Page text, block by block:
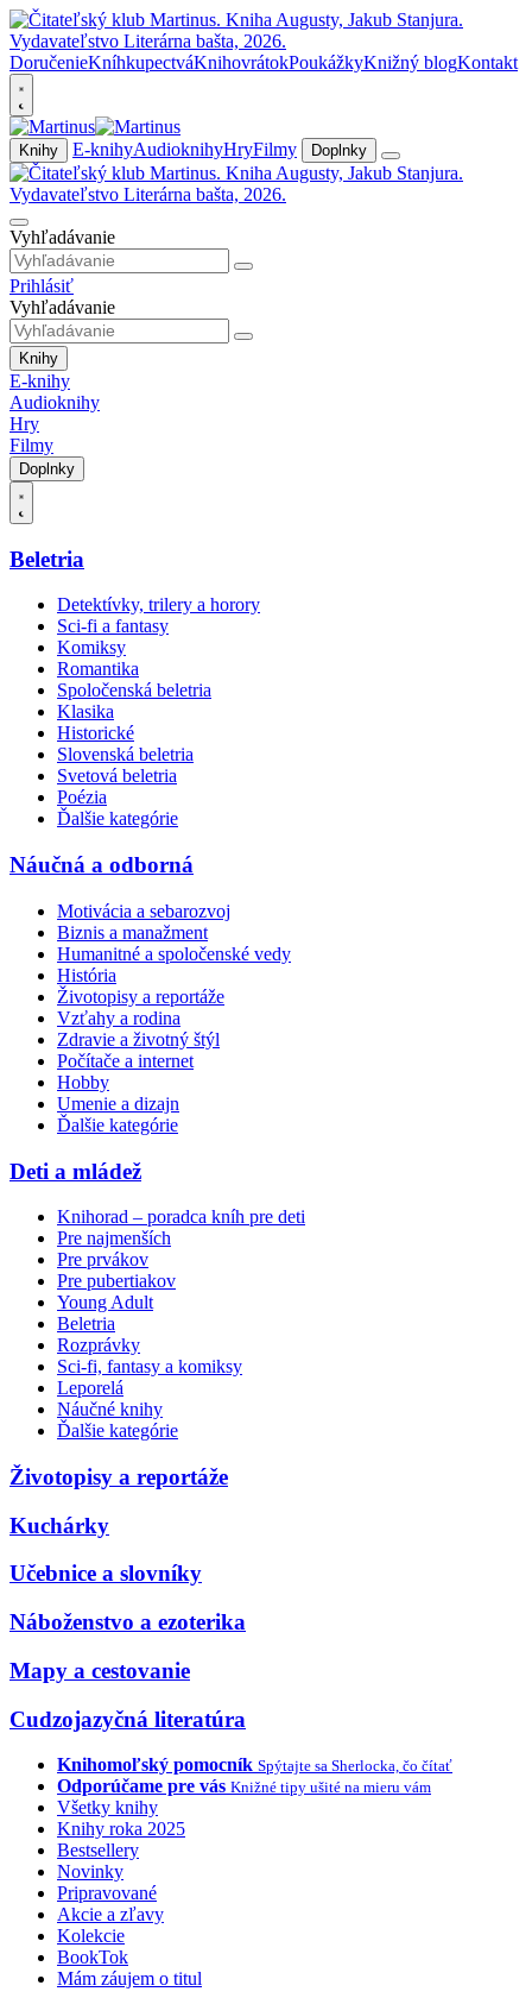
DoručenieKníhkupectváKnihovrátokPoukážkyKnižný blogKontakt
Knihy E-knihyAudioknihyHryFilmy Doplnky
Vyhľadávanie
Prihlásiť
Vyhľadávanie
Knihy
E-knihy
Audioknihy
Hry
Filmy
Doplnky
Beletria
Detektívky, trilery a horory
Sci-fi a fantasy
Komiksy
Romantika
Spoločenská beletria
Klasika
Historické
Slovenská beletria
Svetová beletria
Poézia
Ďalšie kategórie
Náučná a odborná
Motivácia a sebarozvoj
Biznis a manažment
Humanitné a spoločenské vedy
História
Životopisy a reportáže
Vzťahy a rodina
Zdravie a životný štýl
Počítače a internet
Hobby
Umenie a dizajn
Ďalšie kategórie
Deti a mládež
Knihorad – poradca kníh pre deti
Pre najmenších
Pre prvákov
Pre pubertiakov
Young Adult
Beletria
Rozprávky
Sci-fi, fantasy a komiksy
Leporelá
Náučné knihy
Ďalšie kategórie
Životopisy a reportáže
Kuchárky
Učebnice a slovníky
Náboženstvo a ezoterika
Mapy a cestovanie
Cudzojazyčná literatúra
Knihomoľský pomocník Spýtajte sa Sherlocka, čo čítať
Odporúčame pre vás Knižné tipy ušité na mieru vám
Všetky knihy
Knihy roka 2025
Bestsellery
Novinky
Pripravované
Akcie a zľavy
Kolekcie
BookTok
Mám záujem o titul